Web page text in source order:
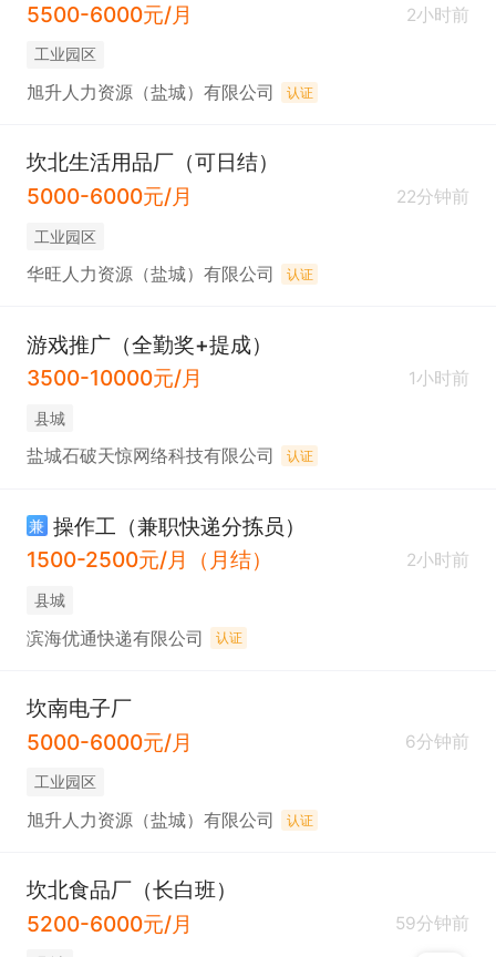
5500-6000元/月
2小时前
工业园区
旭升人力资源（盐城）有限公司 认证
坎北生活用品厂（可日结）
5000-6000元/月
22分钟前
工业园区
华旺人力资源（盐城）有限公司 认证
游戏推广（全勤奖+提成）
3500-10000元/月
1小时前
县城
盐城石破天惊网络科技有限公司 认证
兼 操作工（兼职快递分拣员）
1500-2500元/月（月结）
2小时前
县城
滨海优通快递有限公司 认证
坎南电子厂
5000-6000元/月
6分钟前
工业园区
旭升人力资源（盐城）有限公司 认证
坎北食品厂（长白班）
5200-6000元/月
59分钟前